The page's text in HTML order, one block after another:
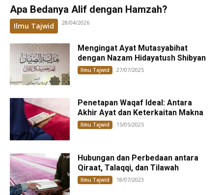
Apa Bedanya Alif dengan Hamzah?
Ilmu Tajwid 28/04/2026
Mengingat Ayat Mutasyabihat
dengan Nazam Hidayatush Shibyan
Ilmu Tajwid 27/07/2025
Penetapan Waqaf Ideal: Antara
Akhir Ayat dan Keterkaitan Makna
Ilmu Tajwid 15/05/2025
Hubungan dan Perbedaan antara
Qiraat, Talaqqi, dan Tilawah
Ilmu Tajwid 18/07/2023